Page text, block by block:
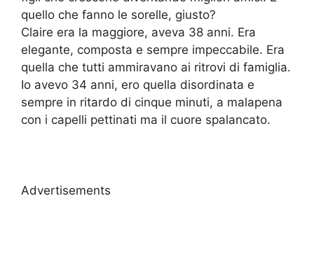
quello che fanno le sorelle, giusto?
Claire era la maggiore, aveva 38 anni. Era
elegante, composta e sempre impeccabile. Era
quella che tutti ammiravano ai ritrovi di famiglia.
Io avevo 34 anni, ero quella disordinata e
sempre in ritardo di cinque minuti, a malapena
con i capelli pettinati ma il cuore spalancato.
Advertisements